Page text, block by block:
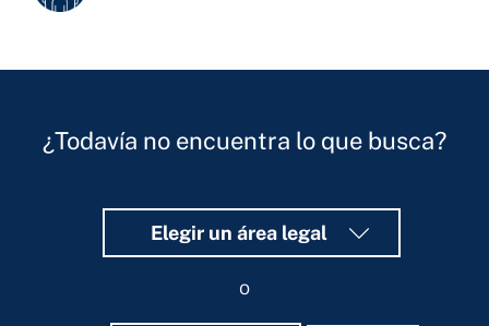
¿Todavía no encuentra lo que busca?
Elegir un área legal
o